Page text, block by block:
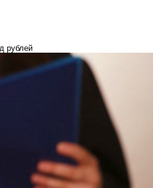
рублей